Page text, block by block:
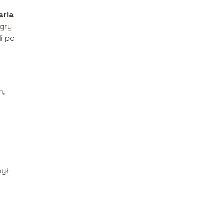
po